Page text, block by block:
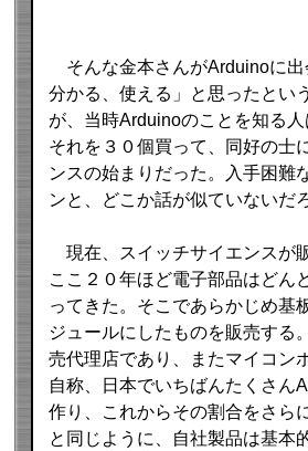
そんな金本さんがArduinoに出
分かる、使える」と思ったとい
が、当時Arduinoのことを知る
それを３０個買って、同好の士
ンスの始まりだった。入手困難
ンと、どこか話が似ていないだ
現在、スイッチサイエンスが
ここ２０年ほど電子部品はどん
ってきた。そこであらかじめ基
ジュールにしたものを販売する
売代理店であり、またマイコン
自称、日本でいちばんたくさん
作り、これからその割合をさら
と同じように、自社製品は基本